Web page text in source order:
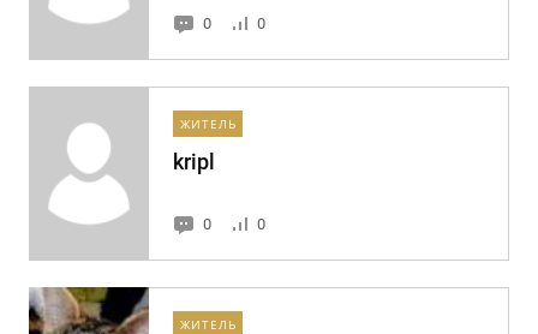
0 0
ЖИТЕЛЬ
kripl
0 0
ЖИТЕЛЬ